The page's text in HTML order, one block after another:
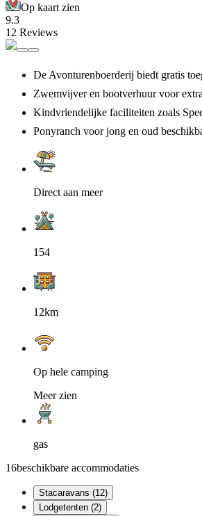
Op kaart zien
9.3
12 Reviews
De Avonturenboerderij biedt gratis
Zwemvijver en bootverhuur voor
Kindvriendelijke faciliteiten zoals
Ponyranch voor jong en oud
Direct aan meer
154
12km
Op hele camping
Meer zien
gas
16beschikbare accommodaties
Stacaravans (12)
Lodgetenten (2)